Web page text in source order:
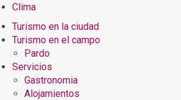
Clima
Turismo en la ciudad
Turismo en el campo
Pardo
Servicios
Gastronomia
Alojamientos